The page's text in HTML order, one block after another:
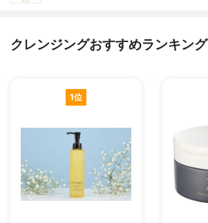
クレンジングおすすめランキング
1位